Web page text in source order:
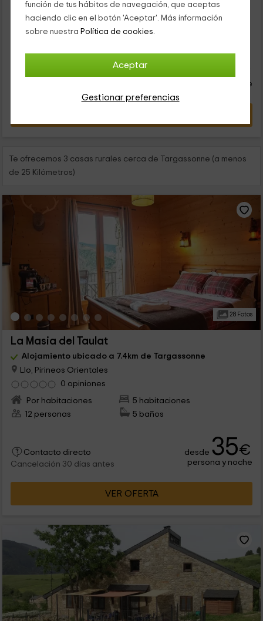
función de tus hábitos de navegación, que aceptas
haciendo clic en el botón 'Aceptar'. Más información
sobre nuestra Política de cookies.
Aceptar
Gestionar preferencias
Por habitaciones
2 habitaciones
5 personas
2 baños
persona y noche
Te ofrecemos 3 casas rurales cerca de Targassonne (a menos
de 25 Kilómetros)
28 Fotos
La Masia del Taulat
Alojamiento ubicado a 7.4km de Targassonne
Llo, Pirineos Orientales
0 opiniones
Por habitaciones
5 habitaciones
12 personas
5 baños
Contacto directo
Cancelación 30 días antes
desde 35€
persona y noche
VER OFERTA